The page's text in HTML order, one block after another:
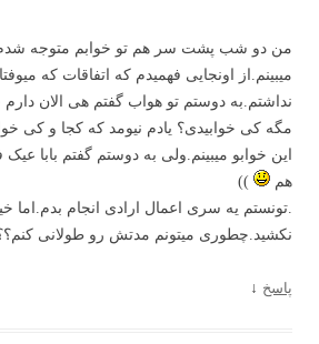
من دو شب پشت سر هم تو خوابم متوجه
میبینم.از اونجایی فهمیدم که اتفاقات که
نداشتم.به دوستم تو هواب گفتم هی الان
مگه کی خوابیدی؟ یادم نیومد که کجا و کی
این خوابو میبینم.ولی به دوستم گفتم بابا
هم
))
.تونستم یه سری اعمال ارادی انجام بدم.اما
نکشید.چطوری میتونم مدتش رو طولانی
پاسخ ↓